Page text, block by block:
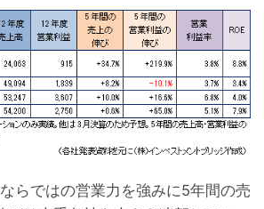
らではの営業力を強みに5年間の売